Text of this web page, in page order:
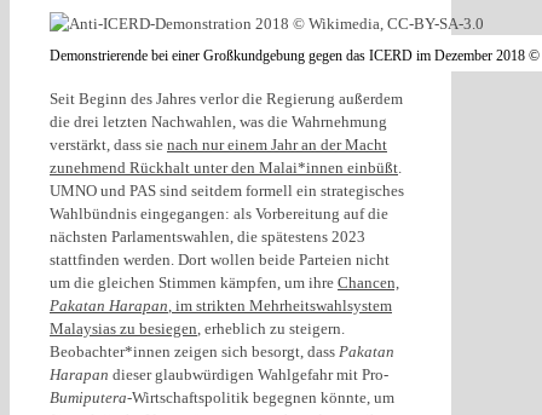
Demonstrierende bei einer Großkundgebung gegen das ICERD im Dezember 2018
Seit Beginn des Jahres verlor die Regierung außerdem
die drei letzten Nachwahlen, was die Wahrnehmung
verstärkt, dass sie nach nur einem Jahr an der Macht
zunehmend Rückhalt unter den Malai*innen einbüßt
UMNO und PAS sind seitdem formell ein strategisches
Wahlbündnis eingegangen: als Vorbereitung auf die
nächsten Parlamentswahlen, die spätestens 2023
stattfinden werden. Dort wollen beide Parteien nicht
um die gleichen Stimmen kämpfen, um ihre Chancen,
Pakatan Harapan , im strikten Mehrheitswahlsystem
Malaysias zu besiegen , erheblich zu steigern.
Beobachter*innen zeigen sich besorgt, dass Pakatan
Harapan dieser glaubwürdigen Wahlgefahr mit Pro-
Bumiputera-Wirtschaftspolitik begegnen könnte, um